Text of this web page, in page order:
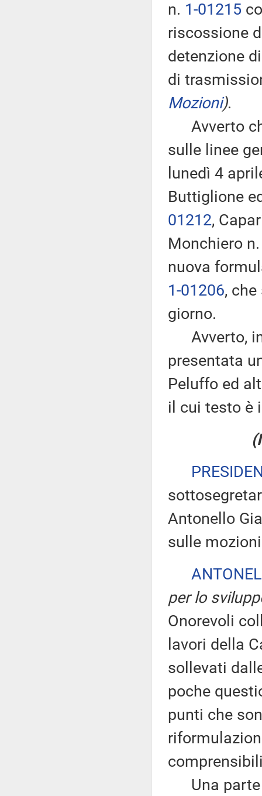
n. 1-01215
riscossione
detenzione
di
Mozioni).
Avverto
sulle linee
lunedì 4
Buttiglione
01212,
Monchiero
nuova
1-01206,
giorno.
Avverto,
presentata
Peluffo ed
il cui testo è
Antonello
sulle
per lo
Onorevoli
lavori della
sollevati
poche
punti che
Una parte